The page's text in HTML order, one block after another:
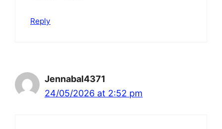
Reply
Jennabal4371
24/05/2026 at 2:52 pm